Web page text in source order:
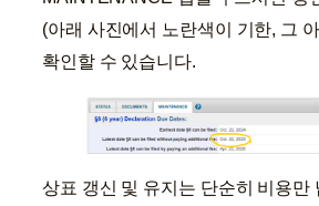
(아래 사진에서 노란색이 기한, 그
확인할 수 있습니다.
상표 갱신 및 유지는 단순히 비용만